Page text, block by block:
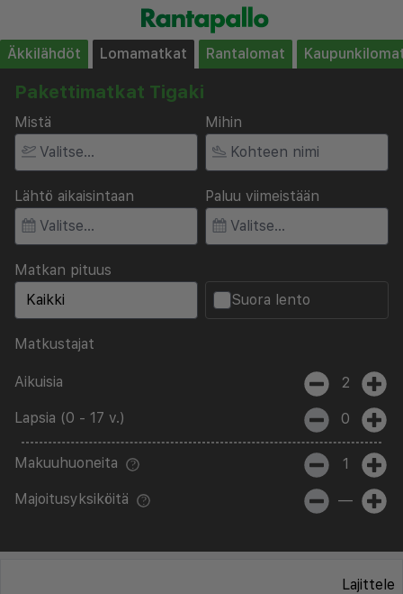
Äkkilähdöt Lomamatkat Rantalomat
Pakettimatkat Tigaki
Mistä Mihin
Lähtö aikaisintaan Paluu viimeistään
Matkan pituus
Suora lento
Matkustajat
Aikuisia 2
Lapsia (0 - 17 v.) 0
Makuuhuoneita 1
Majoitusyksiköitä —
Lajittele